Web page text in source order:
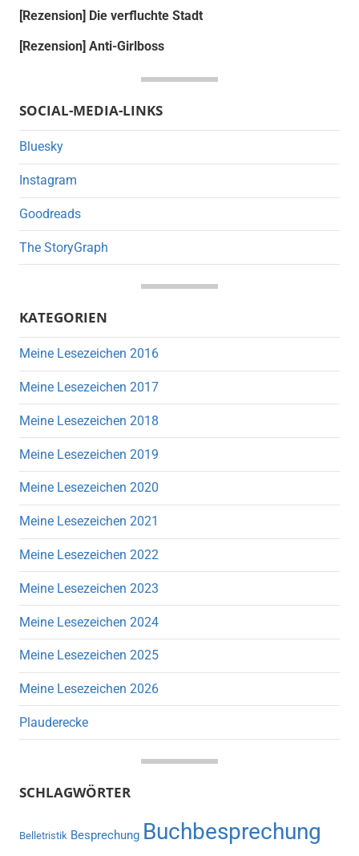
[Rezension] Die verfluchte Stadt
[Rezension] Anti-Girlboss
SOCIAL-MEDIA-LINKS
Bluesky
Instagram
Goodreads
The StoryGraph
KATEGORIEN
Meine Lesezeichen 2016
Meine Lesezeichen 2017
Meine Lesezeichen 2018
Meine Lesezeichen 2019
Meine Lesezeichen 2020
Meine Lesezeichen 2021
Meine Lesezeichen 2022
Meine Lesezeichen 2023
Meine Lesezeichen 2024
Meine Lesezeichen 2025
Meine Lesezeichen 2026
Plauderecke
SCHLAGWÖRTER
Belletristik Besprechung Buchbesprechung